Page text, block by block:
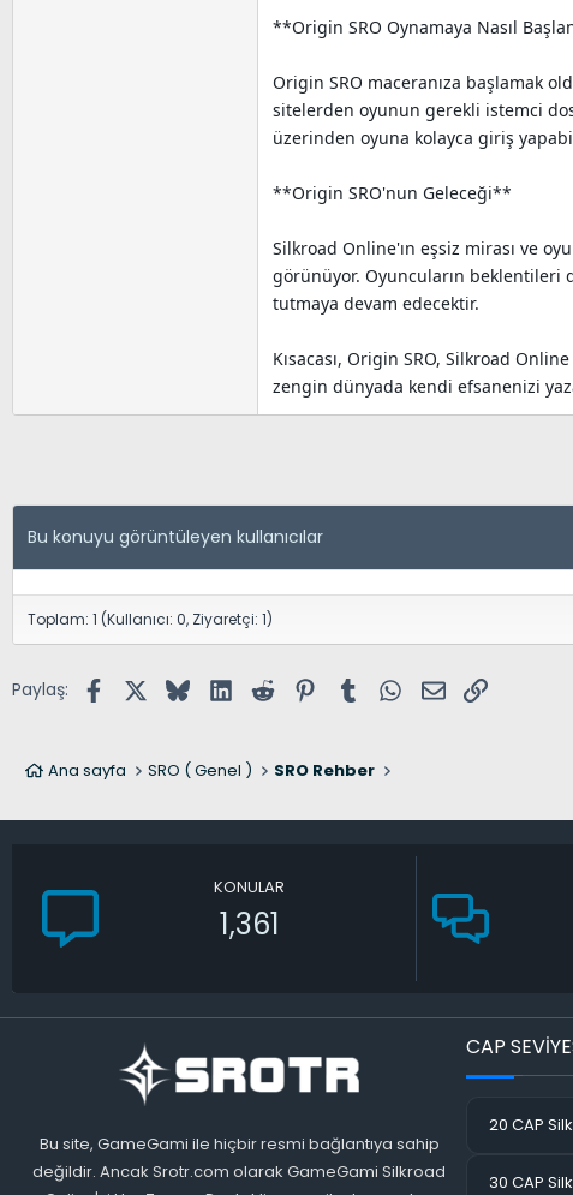
**Origin SRO Oynamaya Nasıl
Origin SRO maceranıza başlamak
sitelerden oyunun gerekli istemci
üzerinden oyuna kolayca giriş
**Origin SRO'nun Geleceği**
Silkroad Online'ın eşsiz mirası ve
görünüyor. Oyuncuların beklentileri
tutmaya devam edecektir.
Kısacası, Origin SRO, Silkroad
zengin dünyada kendi efsanenizi
Bu konuyu görüntüleyen kullanıcılar
Toplam: 1 (Kullanıcı: 0, Ziyaretçi: 1)
Paylaş: FacebookX (Twitter)
BlueskyLinkedIn
Reddit PinterestTumblr WhatsApp
E-postaLink
Ana sayfa SRO ( Genel ) SRO Rehber
KONULAR
1,361
Bu site, GameGami ile hiçbir resmi bağlantıya sahip
değildir. Ancak Srotr.com olarak GameGami Silkroad
CAP
20 CAP
30 CAP